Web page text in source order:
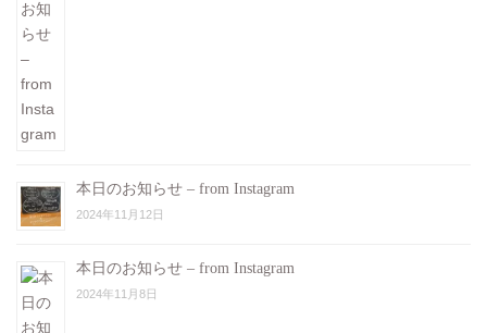
本日のお知らせ – from Instagram
2024年11月12日
本日のお知らせ – from Instagram
2024年11月8日